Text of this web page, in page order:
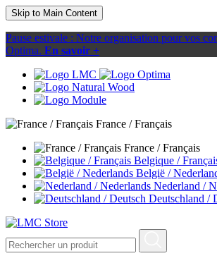
Skip to Main Content
Pause estivale : Notre organisation pour vos
Optima. En savoir +
France / Français
France / Français
Belgique /
België /
Nederland /
Deutschland /